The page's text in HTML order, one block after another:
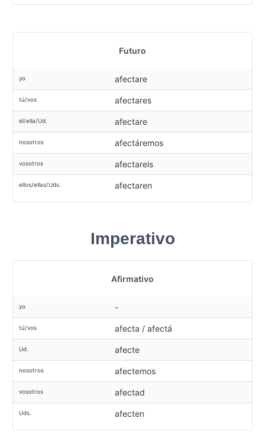
Futuro
yo afectare
tú/vos afectares
él/ella/Ud. afectare
nosotros afectáremos
vosotros afectareis
ellos/ellas/Uds. afectaren
Imperativo
Afirmativo
yo -
tú/vos afecta / afectá
Ud. afecte
nosotros afectemos
vosotros afectad
Uds. afecten